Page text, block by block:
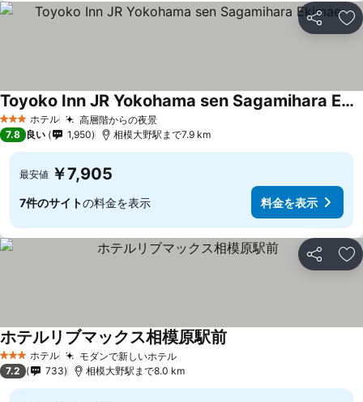
シェア お
3 ホテルのランク
ホテル 高層階からの夜景
Toyoko Inn JR Yokohama sen Sagamihara Ekimae
7.8 良い 1,950 相模大野駅まで7.9 km
最安値 ￥7,905
7件のサイトの料金を表示 料金を表示
シェア お
3 ホテルのランク
ホテル モダンで新しいホテル
ホテルリブマックス相模原駅前
7.2 733 相模大野駅まで8.0 km